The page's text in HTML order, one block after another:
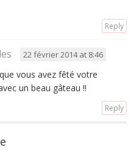
Reply
22 février 2014 at 8:46
que vous avez fêté votre
un beau gâteau !!
Reply